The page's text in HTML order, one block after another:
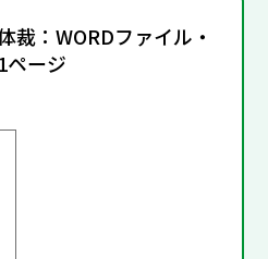
裁：WORDファイル・
1ページ